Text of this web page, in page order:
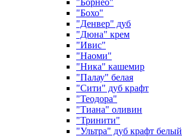
"Борнео"
"Бохо"
"Денвер" дуб
"Дюна" крем
"Ивис"
"Наоми"
"Ника" кашемир
"Палау" белая
"Сити" дуб крафт
"Теодора"
"Тиана" оливин
"Тринити"
"Ультра" дуб крафт белый